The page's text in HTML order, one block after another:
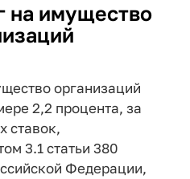
на имущество
организаций
2,2 процента, за
ставок,
3.1 статьи 380
Федерации,